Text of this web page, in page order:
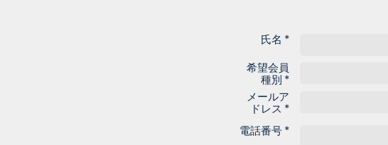
氏名 *
希望会員
種別 *
メールア
ドレス *
電話番号 *